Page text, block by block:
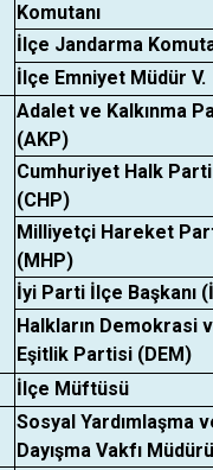
Komutanı
İlçe Jandarma
İlçe Emniyet Müdür V.
Adalet ve Kalkınma
(AKP)
Cumhuriyet Halk
(CHP)
Milliyetçi Hareket
(MHP)
İyi Parti İlçe Başkanı
Halkların Demokrasi
Eşitlik Partisi (DEM)
İlçe Müftüsü
Sosyal Yardımlaşma
Dayışma Vakfı Müdürü